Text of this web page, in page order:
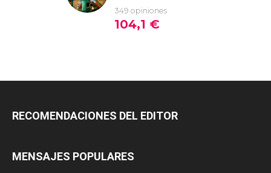
RECOMENDACIONES DEL EDITOR
MENSAJES POPULARES